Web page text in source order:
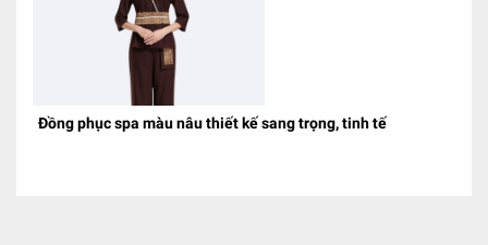
Đồng phục spa màu nâu thiết kế sang trọng, tinh tế